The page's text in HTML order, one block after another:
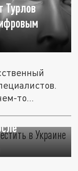
Турлов
то...